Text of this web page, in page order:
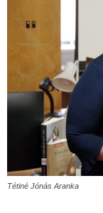
Tétiné Jónás Aranka